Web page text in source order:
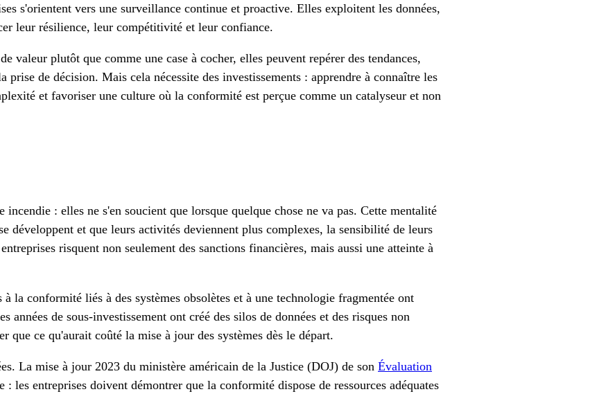
s'orientent vers une surveillance continue et proactive. Elles exploitent les données,
leur résilience, leur compétitivité et leur confiance.
valeur plutôt que comme une case à cocher, elles peuvent repérer des tendances,
de décision. Mais cela nécessite des investissements : apprendre à connaître les
et favoriser une culture où la conformité est perçue comme un catalyseur et non
: elles ne s'en soucient que lorsque quelque chose ne va pas. Cette mentalité
développent et que leurs activités deviennent plus complexes, la sensibilité de leurs
risquent non seulement des sanctions financières, mais aussi une atteinte à
la conformité liés à des systèmes obsolètes et à une technologie fragmentée ont
de sous-investissement ont créé des silos de données et des risques non
ce qu'aurait coûté la mise à jour des systèmes dès le départ.
La mise à jour 2023 du ministère américain de la Justice (DOJ) de son Évaluation
: les entreprises doivent démontrer que la conformité dispose de ressources adéquates